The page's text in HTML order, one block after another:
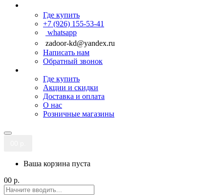
Где купить
+7 (926) 155-53-41
whatsapp
zadoor-kd@yandex.ru
Написать нам
Обратный звонок
Где купить
Акции и скидки
Доставка и оплата
О нас
Розничные магазины
Ваша корзина пуста
00 р.